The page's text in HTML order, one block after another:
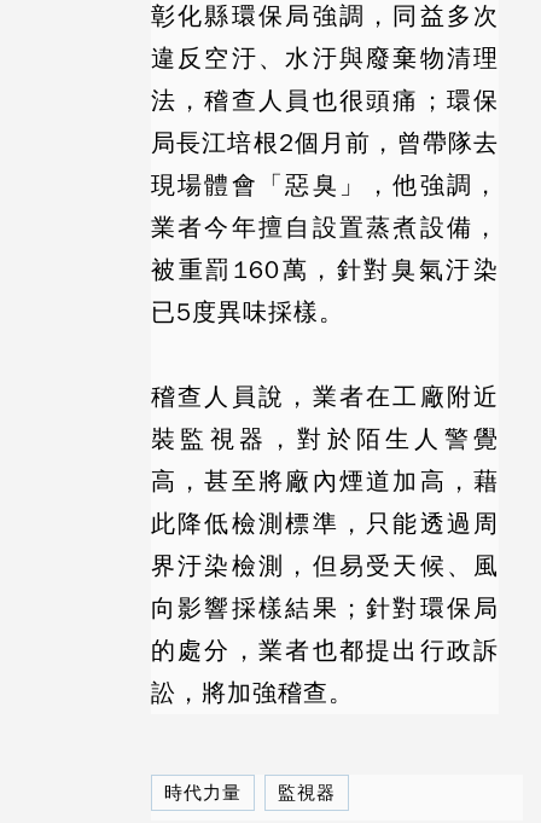
彰化縣環保局強調，同益多次
違反空汙、水汙與廢棄物清理
法，稽查人員也很頭痛；環保
局長江培根2個月前，曾帶隊去
現場體會「惡臭」，他強調，
業者今年擅自設置蒸煮設備，
被重罰160萬，針對臭氣汙染
已5度異味採樣。
稽查人員說，業者在工廠附近
裝 監視器 ，對於陌生人警覺
高，甚至將廠內煙道加高，藉
此降低檢測標準，只能透過周
界汙染檢測，但易受天候、風
向影響採樣結果；針對環保局
的處分，業者也都提出行政訴
訟，將加強稽查。
時代力量 監視器